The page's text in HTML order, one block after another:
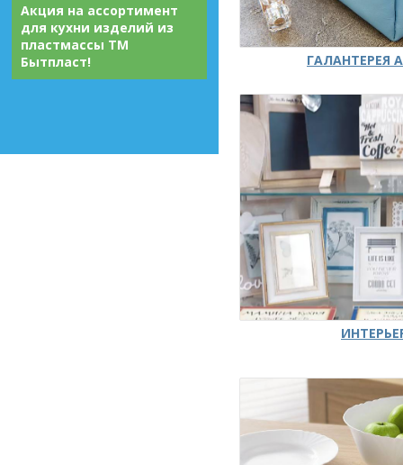
Акция на ассортимент
для кухни изделий из
пластмассы ТМ
Бытпласт!
ГАЛАНТЕРЕЯ